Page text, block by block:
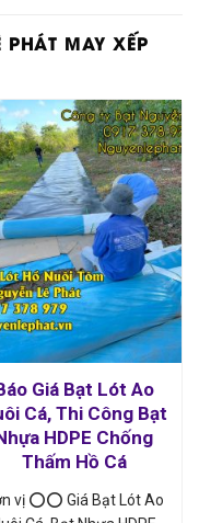
PHÁT MAY XẾP
Giá Bạt Lót Ao
Cá, Thi Công Bạt
HDPE Chống
Thấm Hồ Cá
vị ⭕⭕ Giá Bạt Lót Ao